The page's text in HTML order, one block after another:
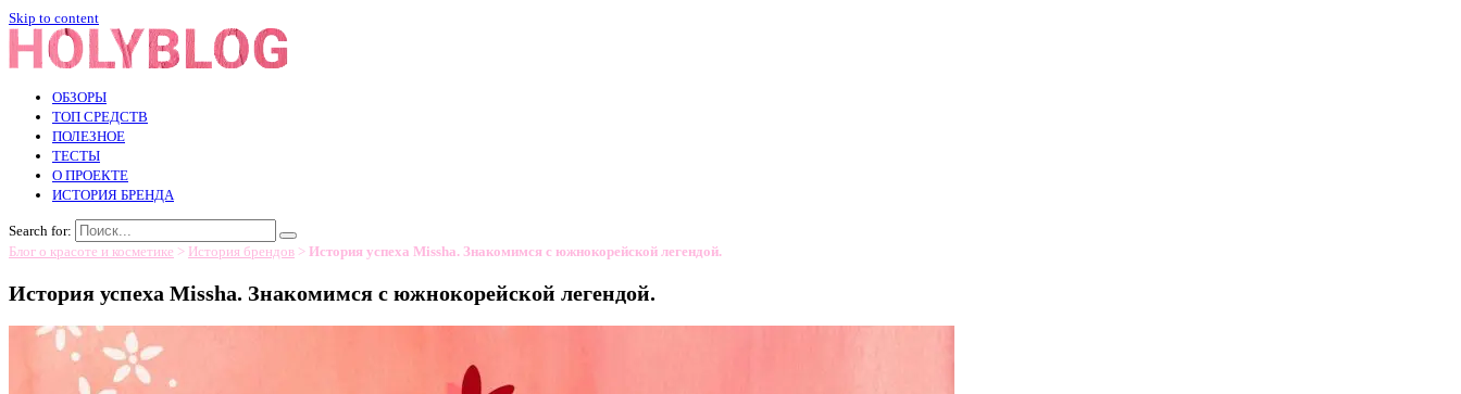
Skip to content
ОБЗОРЫ
ТОП СРЕДСТВ
ПОЛЕЗНОЕ
ТЕСТЫ
О ПРОЕКТЕ
ИСТОРИЯ БРЕНДА
Search for:
Блог о красоте и косметике > История брендов > История успеха Missha. Знакомимся с южнокорейской легендой.
История успеха Missha. Знакомимся с южнокорейской легендой.